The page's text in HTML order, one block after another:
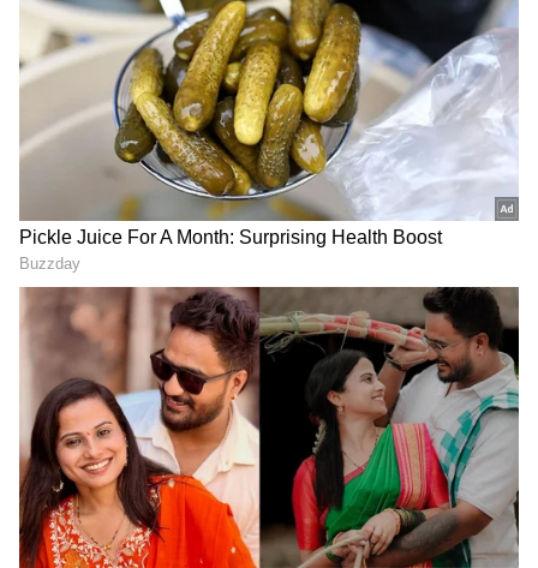
Related Articles
Rashmika Mandanna: 3815 ಕೋಟಿ ಬಾಕ್ಸಾಫೀಸ್
ಸಾಮ್ರಾಜ್ಯ ಕಟ್ಟಿದ ನ್ಯಾಷನಲ್ ಕ್ರಶ್: ಏನಿದು
ಲೆಕ್ಕಾಚಾರ?
Rashmika Mandanna: 'ನನ್ನ ಜೀವನದ ಬೆಸ್ಟ್
ನಿರ್ಧಾರ ಇದೇ': ರಶ್ಮಿಕಾ ಬಹಿರಂಗಪಡಿಸಿದ ಸತ್ಯ ಕೇಳಿ
ಫ್ಯಾನ್ಸ್ ಶಾಕ್!
4